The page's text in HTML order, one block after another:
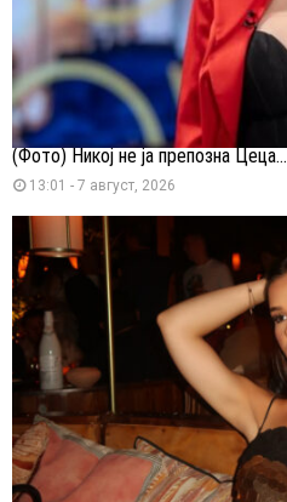
(Фото) Никој не ја препозна Цеца...
13:01 - 7 август, 2026